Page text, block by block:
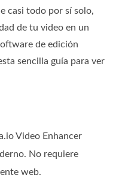
casi todo por sí solo,
de tu video en un
de edición
sencilla guía para ver
Video Enhancer
No requiere
web.